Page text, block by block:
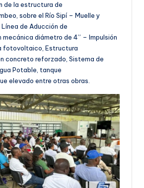
de la estructura de
sobre el Río Sipí – Muelle y
de Aducción de
mecánica diámetro de 4” – Impulsión
fotovoltaico, Estructura
concreto reforzado, Sistema de
Potable, tanque
elevado entre otras obras.